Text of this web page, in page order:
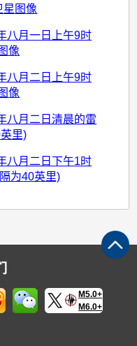
星图像
八月一日上午9时
像
八月二日上午9时
像
八月二日清晨的雷
里)
八月二日下午1时
为40英里)
M5.0+
M6.0+